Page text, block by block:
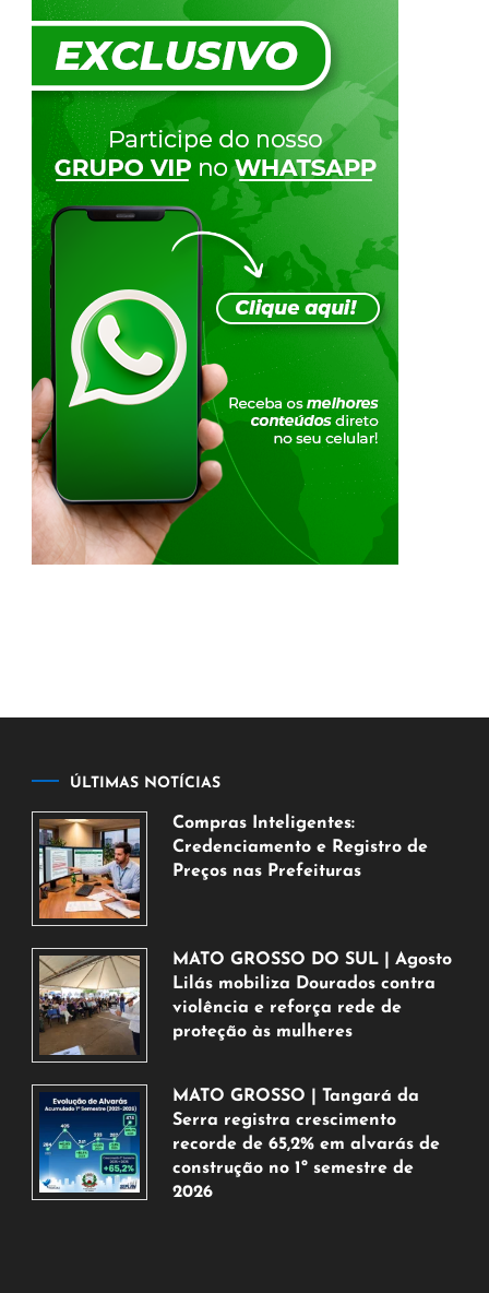
ÚLTIMAS NOTÍCIAS
Compras Inteligentes:
Credenciamento e Registro de
Preços nas Prefeituras
agosto
de
2026
MATO GROSSO DO SUL | Agosto
Lilás mobiliza Dourados contra
violência e reforça rede de
proteção às mulheres
de
agosto
de
2026
MATO GROSSO | Tangará da
Serra registra crescimento
recorde de 65,2% em alvarás de
construção no 1º semestre de
2026